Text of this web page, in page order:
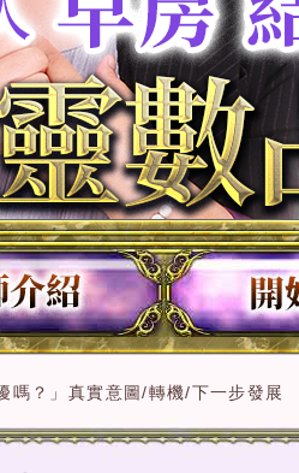
嗎？」真實意圖/轉機/下一步發展